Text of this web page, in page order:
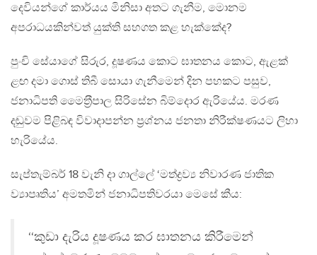
දෙවියන්ගේ කාර්යය මිනිසා අතට ගැනීම, මොනම
අපරාධයකින්වත් යුක්ති සහගත කළ හැක්කේද?
පුංචි සේයාගේ සිරුර, දූෂණය කොට ඝාතනය කොට, ඇළක්
ළඟ දමා ගොස් තිබී සොයා ගැනීමෙන් දින පහකට පසුව,
ජනාධිපති මෛත‍්‍රීපාල සිරිසේන බිම්දොර ඇරියේය. මරණ
දඬුවම පිළිබඳ විවාදාපන්න ප‍්‍රශ්නය ජනතා නිරීක්ෂණයට ලිහා
හැරියේය.
සැප්තැම්බර් 18 වැනි දා ගාල්ලේ ‘මත්ද්‍රව්‍ය නිවාරණ ජාතික
ව්‍යාපෘතිය’ අමතමින් ජනාධිපතිවරයා මෙසේ කීය:
‘‘කුඩා දැරිය දූෂණය කර ඝාතනය කිරීමෙන්